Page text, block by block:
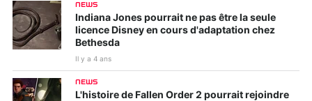
NEWS
Indiana Jones pourrait ne pas être la seule
licence Disney en cours d'adaptation chez
Bethesda
Il y a 4 ans
NEWS
L'histoire de Fallen Order 2 pourrait rejoindre